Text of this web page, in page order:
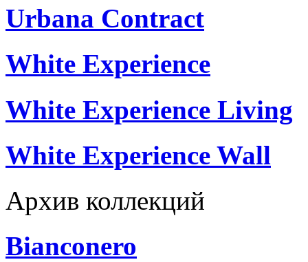
Urbana Contract
White Experience
White Experience Living
White Experience Wall
Архив коллекций
Bianconero